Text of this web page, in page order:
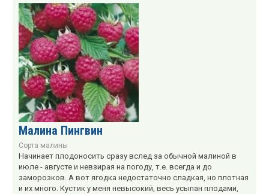
Малина Пингвин
Сорта малины
Начинает плодоносить сразу вслед за обычной малиной в
июле - августе и невзирая на погоду, т.е. всегда и до
заморозков. А вот ягодка недостаточно сладкая, но плотная
и их много. Кустик у меня невысокий, весь усыпан плодами,